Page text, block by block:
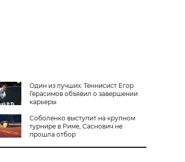
Один из лучших. Теннисист Егор
Герасимов объявил о завершении
карьеры
Соболенко выступит на крупном
турнире в Риме, Саснович не
прошла отбор